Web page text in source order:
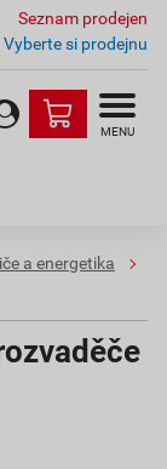
Seznam prodejen
Vyberte si prodejnu
MENU
a energetika